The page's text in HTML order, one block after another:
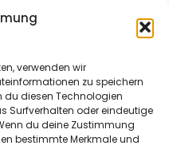
verwenden wir
zu speichern
diesen Technologien
Surfverhalten oder eindeutige
du deine Zustimmung
bestimmte Merkmale und